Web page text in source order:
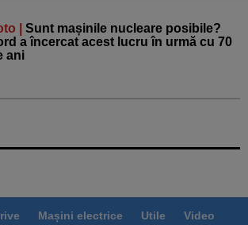
|
Sunt mașinile nucleare posibile?
a încercat acest lucru în urmă cu 70
ani
Mașini electrice Utile
Video